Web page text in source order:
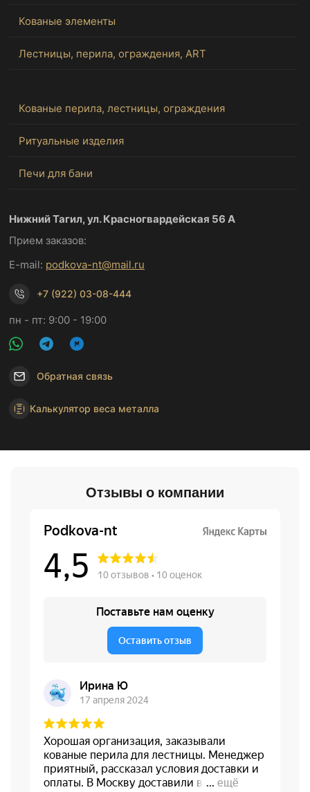
Кованые элементы
Лестницы, перила, ограждения, ART
Кованые перила, лестницы, ограждения
Ритуальные изделия
Печи для бани
Нижний Тагил, ул. Красногвардейская 56 А
Прием заказов:
E-mail: podkova-nt@mail.ru
+7 (922) 03-08-444
пн - пт: 9:00 - 19:00
Обратная связь
Калькулятор веса металла
Отзывы о компании